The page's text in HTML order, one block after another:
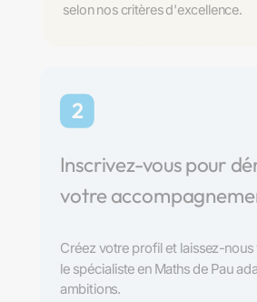
selon nos critères d'excellence.
2
Inscrivez-vous pour
votre
Créez votre profil et laissez-
le spécialiste en Maths de Pau
ambitions.